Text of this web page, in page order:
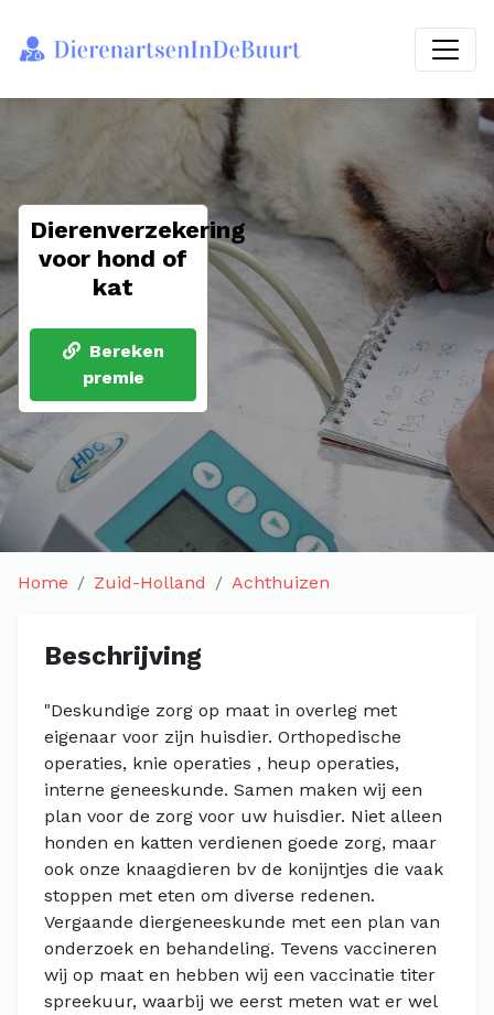
Dierenverzekering
voor hond of
kat
Bereken
premie
Home Zuid-Holland Achthuizen
Beschrijving
"Deskundige zorg op maat in overleg met
eigenaar voor zijn huisdier. Orthopedische
operaties, knie operaties , heup operaties,
interne geneeskunde. Samen maken wij een
plan voor de zorg voor uw huisdier. Niet alleen
honden en katten verdienen goede zorg, maar
ook onze knaagdieren bv de konijntjes die vaak
stoppen met eten om diverse redenen.
Vergaande diergeneeskunde met een plan van
onderzoek en behandeling. Tevens vaccineren
wij op maat en hebben wij een vaccinatie titer
spreekuur, waarbij we eerst meten wat er wel